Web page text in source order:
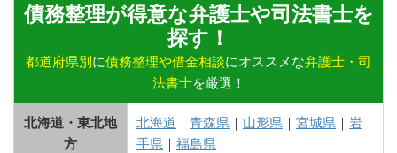
債務整理が得意な弁護士や司法書士を
探す！
都道府県別に債務整理や借金相談にオススメな弁護士・司
法書士を厳選！
北海道・東北地
方
北海道 ｜ 青森県 ｜ 山形県 ｜ 宮城県 ｜ 岩
手県 ｜ 福島県